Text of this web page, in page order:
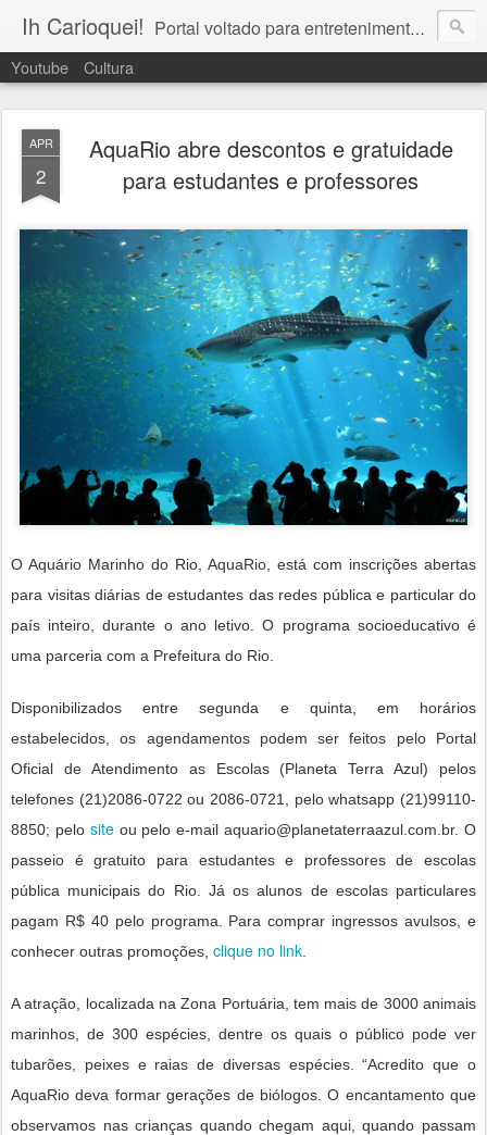
Ih Carioquei! Portal voltado para entretenimento, lazer, cultura e arte no Rio de Janeiro!
Youtube Cultura
APR
2
AquaRio abre descontos e gratuidade
para estudantes e professores
O Aquário Marinho do Rio, AquaRio, está com inscrições abertas
para visitas diárias de estudantes das redes pública e particular do
país inteiro, durante o ano letivo. O programa socioeducativo é
uma parceria com a Prefeitura do Rio.
Disponibilizados entre segunda e quinta, em horários
estabelecidos, os agendamentos podem ser feitos pelo Portal
Oficial de Atendimento as Escolas (Planeta Terra Azul) pelos
telefones (21)2086-0722 ou 2086-0721, pelo whatsapp (21)99110-
8850; pelo site ou pelo e-mail aquario@planetaterraazul.com.br. O
passeio é gratuito para estudantes e professores de escolas
pública municipais do Rio. Já os alunos de escolas particulares
pagam R$ 40 pelo programa. Para comprar ingressos avulsos, e
conhecer outras promoções, clique no link
A atração, localizada na Zona Portuária, tem mais de 3000 animais
marinhos, de 300 espécies, dentre os quais o público pode ver
tubarões, peixes e raias de diversas espécies.“Acredito que o
AquaRio deva formar gerações de biólogos. O encantamento que
observamos nas crianças quando chegam aqui, quando passam